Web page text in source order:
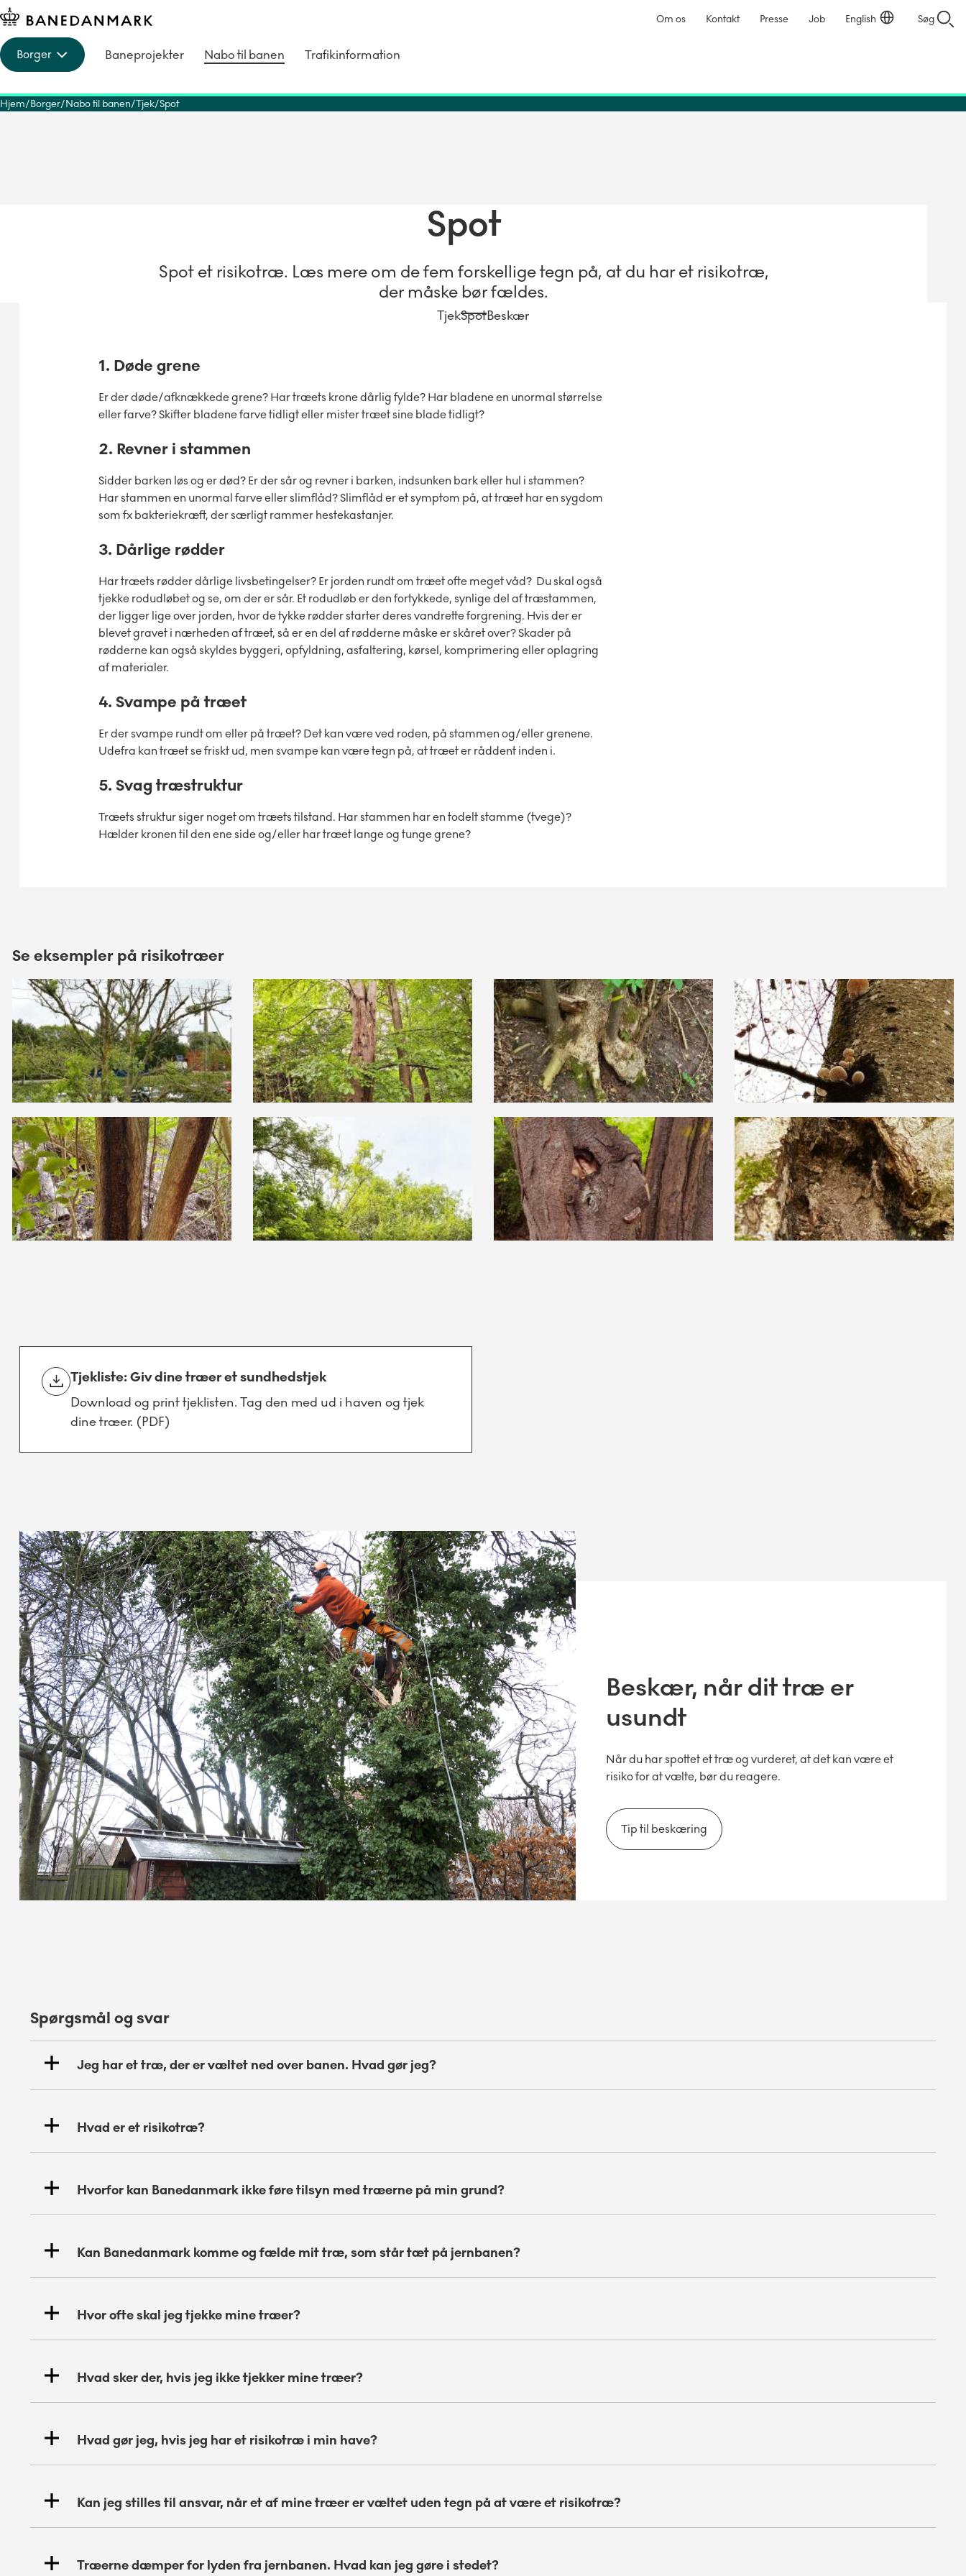
Borger Baneprojekter Nabo til banen Trafikinformation
Om os Kontakt Presse Job English Søg
Hjem Borger Nabo til banen Tjek Spot
Spot
Spot et risikotræ. Læs mere om de fem forskellige tegn på, at du har et risikotræ,
der måske bør fældes.
TjekSpotBeskær
1. Døde grene
Er der døde/afknækkede grene? Har træets krone dårlig fylde? Har bladene en unormal størrelse
eller farve? Skifter bladene farve tidligt eller mister træet sine blade tidligt?
2. Revner i stammen
Sidder barken løs og er død? Er der sår og revner i barken, indsunken bark eller hul i stammen?
Har stammen en unormal farve eller slimflåd? Slimflåd er et symptom på, at træet har en sygdom
som fx bakteriekræft, der særligt rammer hestekastanjer.
3. Dårlige rødder
Har træets rødder dårlige livsbetingelser? Er jorden rundt om træet ofte meget våd? Du skal også
tjekke rodudløbet og se, om der er sår. Et rodudløb er den fortykkede, synlige del af træstammen,
der ligger lige over jorden, hvor de tykke rødder starter deres vandrette forgrening. Hvis der er
blevet gravet i nærheden af træet, så er en del af rødderne måske er skåret over? Skader på
rødderne kan også skyldes byggeri, opfyldning, asfaltering, kørsel, komprimering eller oplagring
af materialer.
4. Svampe på træet
Er der svampe rundt om eller på træet? Det kan være ved roden, på stammen og/eller grenene.
Udefra kan træet se friskt ud, men svampe kan være tegn på, at træet er råddent inden i.
5. Svag træstruktur
Træets struktur siger noget om træets tilstand. Har stammen har en todelt stamme (tvege)?
Hælder kronen til den ene side og/eller har træet lange og tunge grene?
Se eksempler på risikotræer
Tjekliste: Giv dine træer et sundhedstjek
Download og print tjeklisten. Tag den med ud i haven og tjek
dine træer. (PDF)
Beskær, når dit træ er
usundt
Når du har spottet et træ og vurderet, at det kan være et
risiko for at vælte, bør du reagere.
Tip til beskæring
Spørgsmål og svar
Jeg har et træ, der er væltet ned over banen. Hvad gør jeg?
Hvad er et risikotræ?
Hvorfor kan Banedanmark ikke føre tilsyn med træerne på min grund?
Kan Banedanmark komme og fælde mit træ, som står tæt på jernbanen?
Hvor ofte skal jeg tjekke mine træer?
Hvad sker der, hvis jeg ikke tjekker mine træer?
Hvad gør jeg, hvis jeg har et risikotræ i min have?
Kan jeg stilles til ansvar, når et af mine træer er væltet uden tegn på at være et risikotræ?
Træerne dæmper for lyden fra jernbanen. Hvad kan jeg gøre i stedet?